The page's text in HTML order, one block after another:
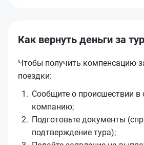
Как вернуть деньги за
Чтобы получить компенсацию
поездки:
Сообщите о происшествии в
компанию;
Подготовьте документы
подтверждение тура);